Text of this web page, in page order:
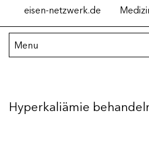
Top
menu
eisen-netzwerk.de
Main
Menu
Hyperkaliämie verstehen
Hyperkaliämie